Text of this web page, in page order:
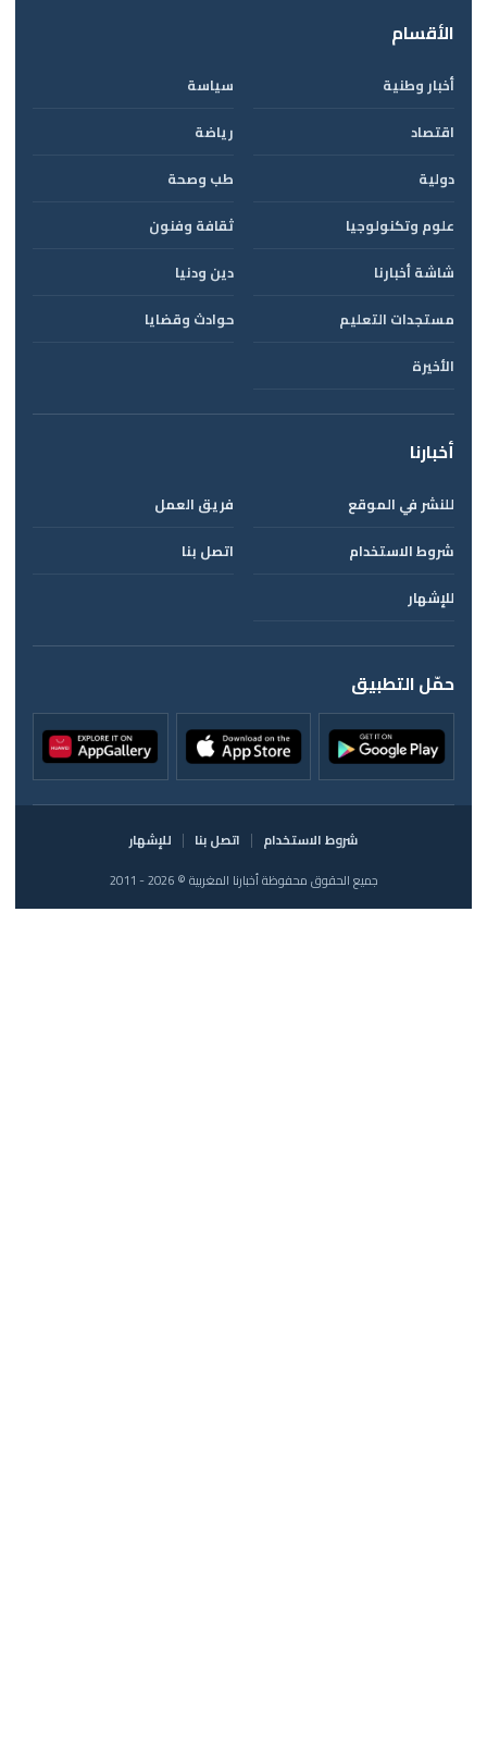
الأقسام
أخبار وطنية
سياسة
اقتصاد
رياضة
دولية
طب وصحة
علوم وتكنولوجيا
ثقافة وفنون
شاشة أخبارنا
دين ودنيا
مستجدات التعليم
حوادث وقضايا
الأخيرة
أخبارنا
للنشر في الموقع
فريق العمل
شروط الاستخدام
اتصل بنا
للإشهار
حمّل التطبيق
شروط الاستخدام اتصل بنا
للإشهار
جميع الحقوق محفوظة أخبارنا المغربية © 2026 - 2011